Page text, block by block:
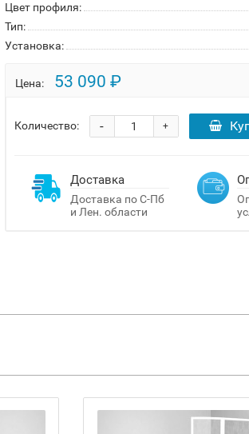
Цвет профиля:
Тип:
Установка:
Цена: 53 090 ₽
Количество: +
-
Доставка
Доставка по С-Пб
и Лен. области